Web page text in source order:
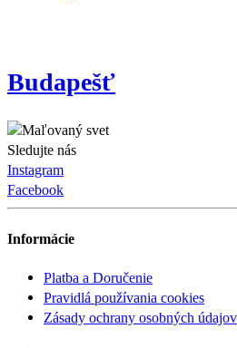
Budapešť
Sledujte nás
Instagram
Facebook
Informácie
Platba a Doručenie
Pravidlá používania cookies
Zásady ochrany osobných údajov